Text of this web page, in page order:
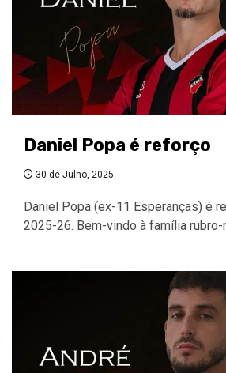
Daniel Popa é reforço
30 de Julho, 2025
Daniel Popa (ex-11 Esperanças) é
2025-26. Bem-vindo à família rubro-